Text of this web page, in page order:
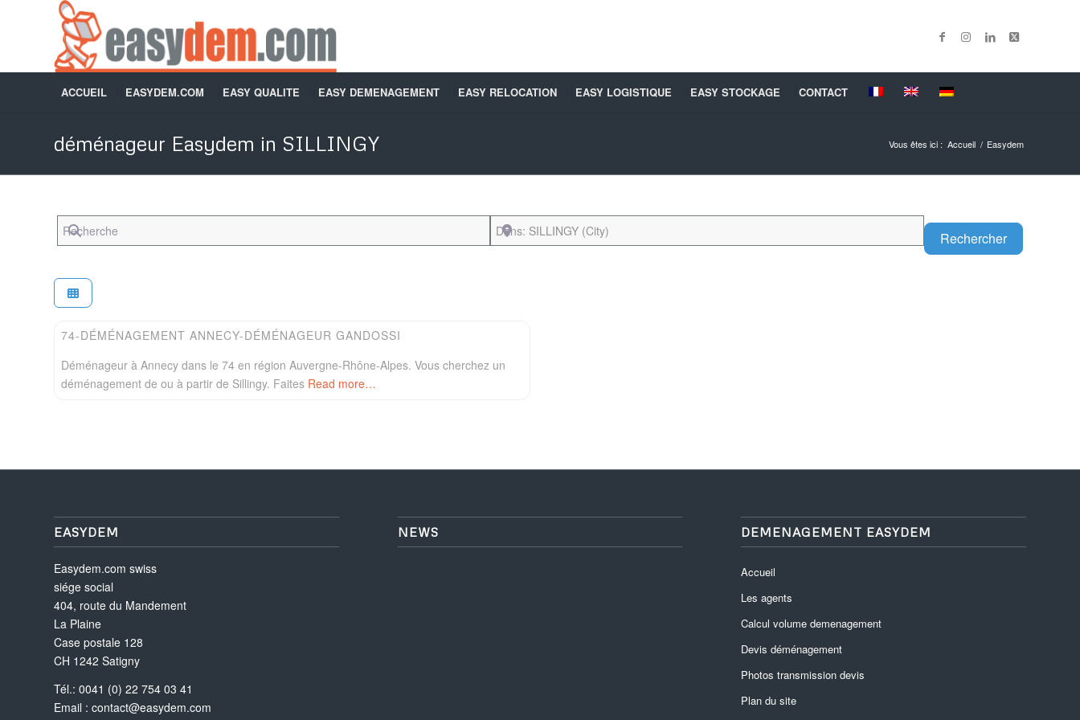
ACCUEIL EASYDEM.COM EASY QUALITE EASY DEMENAGEMENT EASY RELOCATION EASY LOGISTIQUE EASY STOCKAGE CONTACT
déménageur Easydem in SILLINGY Vous êtes ici : Accueil / Easydem
Recherche Près de
RechercherSearch
Easydem
74-DÉMÉNAGEMENT ANNECY-DÉMÉNAGEUR GANDOSSI
Déménageur à Annecy dans le 74 en région Auvergne-Rhône-Alpes. Vous cherchez un
déménagement de ou à partir de Sillingy. Faites Read more…
EASYDEM
Easydem.com swiss
siége social
404, route du Mandement
La Plaine
Case postale 128
CH 1242 Satigny
Tél.: 0041 (0) 22 754 03 41
Email : contact@easydem.com
NEWS DEMENAGEMENT EASYDEM
Accueil
Les agents
Calcul volume demenagement
Devis déménagement
Photos transmission devis
Plan du site